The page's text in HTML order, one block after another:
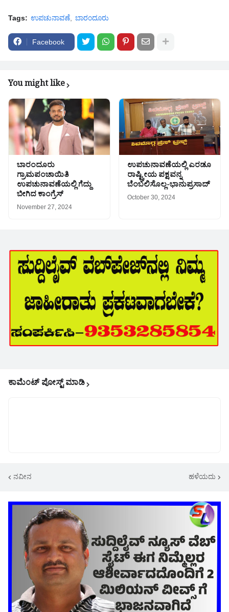
Tags: ಉಪಚುನಾವಣೆ ಬಾರಂದೂರು
Facebook
You might like
ಬಾರಂದೂರು
ಗ್ರಾಮಪಂಚಾಯಿತಿ
ಉಪಚುನಾವಣೆಯಲ್ಲಿ ಗೆದ್ದು
ಬೀಗಿದ ಕಾಂಗ್ರೆಸ್
November 27, 2024
ಉಪಚುನಾವಣೆಯಲ್ಲಿ ಎರಡೂ
ರಾಷ್ಟ್ರೀಯ ಪಕ್ಷವನ್ನ
ಬೆಂಬಲಿಸೊಲ್ಲ-ಭಾನುಪ್ರಸಾದ್
October 30, 2024
ಕಾಮೆಂಟ್‌‌ ಪೋಸ್ಟ್‌ ಮಾಡಿ
ನವೀನ ಹಳೆಯದು